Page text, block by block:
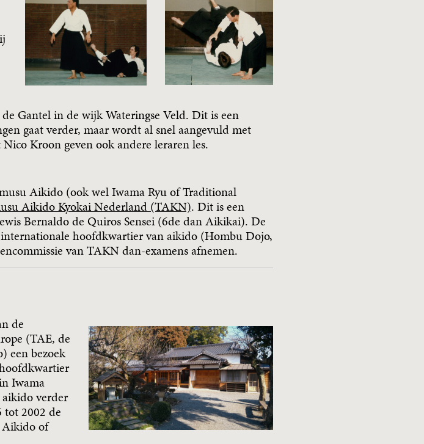
Gantel in de wijk Wateringse Veld. Dit is een
gaat verder, maar wordt al snel aangevuld met
Kroon geven ook andere leraren les.
Aikido (ook wel Iwama Ryu of Traditional
Aikido Kyokai Nederland (TAKN). Dit is een
Bernaldo de Quiros Sensei (6de dan Aikikai). De
hoofdkwartier van aikido (Hombu Dojo,
van TAKN dan-examens afnemen.
de
(TAE, de
een bezoek
Iwama
aikido verder
2002 de
Aikido of